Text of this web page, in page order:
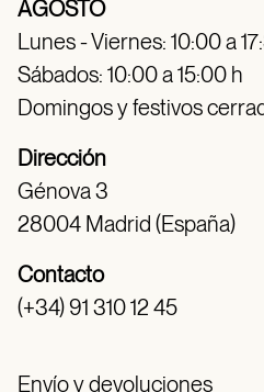
AGOSTO
Lunes - Viernes: 10:00 a
Sábados: 10:00 a 15:00 h
Domingos y festivos
Dirección
Génova 3
28004 Madrid (España)
Contacto
(+34) 91 310 12 45
Envío y devoluciones